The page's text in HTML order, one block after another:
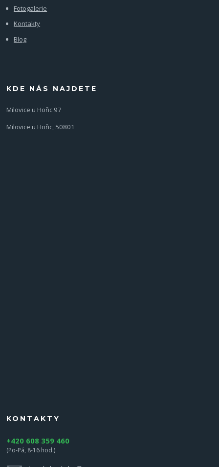
Fotogalerie
Kontakty
Blog
KDE NÁS NAJDETE
Milovice u Hořic 97
Milovice u Hořic, 50801
KONTAKTY
+420 608 359 460
(Po-Pá, 8-16 hod.)